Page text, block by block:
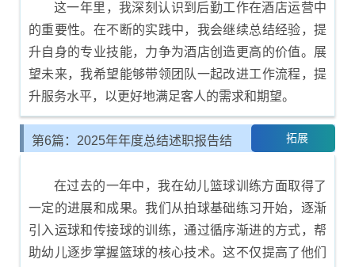
这一年里，我深刻认识到后勤工作在酒店运营中
的重要性。在不断的实践中，我会继续总结经验，提
升自身的专业技能，力争为酒店创造更高的价值。展
望未来，我希望能够带领团队一起改进工作流程，提
升服务水平，以更好地满足客人的需求和期望。
第6篇：2025年年度总结述职报告结 拓展
在过去的一年中，我在幼儿篮球训练方面取得了
一定的进展和成果。我们从拍球基础练习开始，逐渐
引入运球和传接球的训练，通过循序渐进的方式，帮
助幼儿逐步掌握篮球的核心技术。这不仅提高了他们